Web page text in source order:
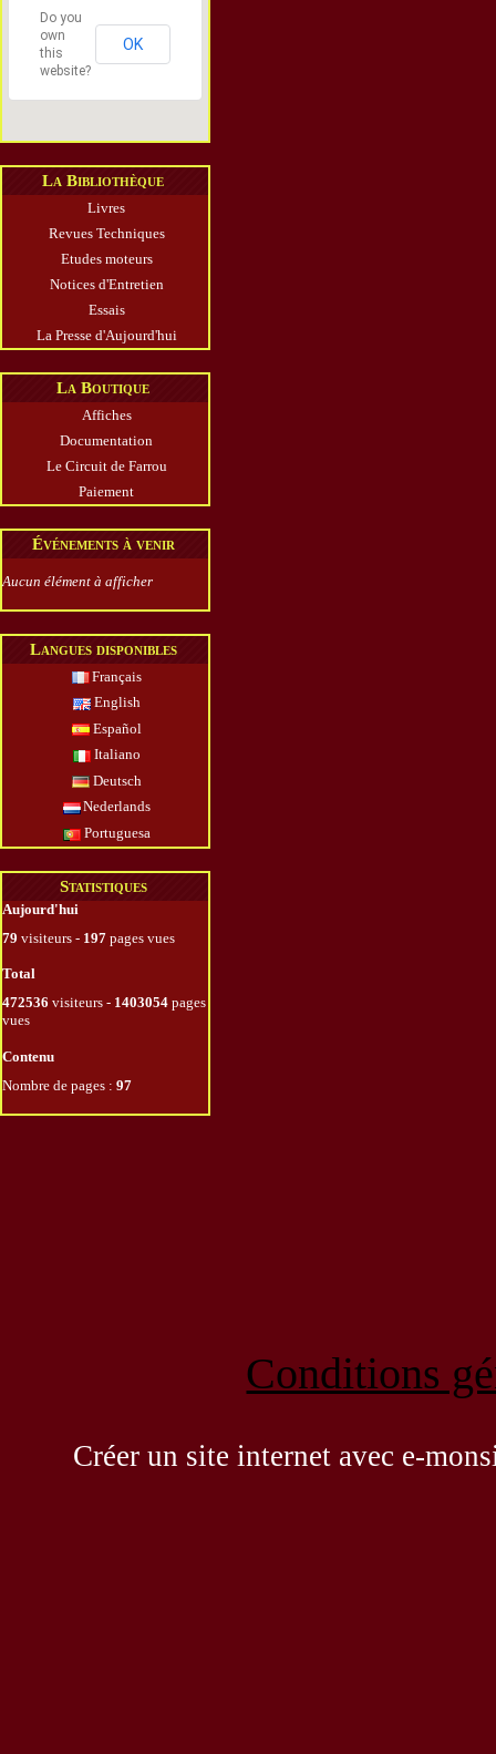
Do you
own
this
website?
OK
La Bibliothèque
Livres
Revues Techniques
Etudes moteurs
Notices d'Entretien
Essais
La Presse d'Aujourd'hui
La Boutique
Affiches
Documentation
Le Circuit de Farrou
Paiement
Événements à venir
Aucun élément à afficher
Langues disponibles
Français
English
Español
Italiano
Deutsch
Nederlands
Portuguesa
Statistiques
Aujourd'hui
79 visiteurs - 197 pages vues
Total
472536 visiteurs - 1403054 pages
vues
Contenu
Nombre de pages : 97
Conditions
Créer un site internet avec e-